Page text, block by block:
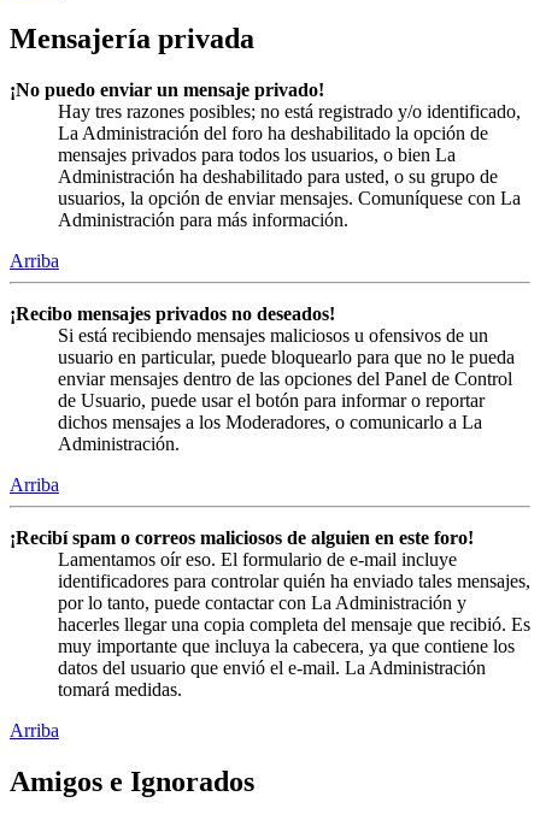
Mensajería privada
¡No puedo enviar un mensaje privado!
Hay tres razones posibles; no está registrado y/o identificado,
La Administración del foro ha deshabilitado la opción de
mensajes privados para todos los usuarios, o bien La
Administración ha deshabilitado para usted, o su grupo de
usuarios, la opción de enviar mensajes. Comuníquese con La
Administración para más información.
Arriba
¡Recibo mensajes privados no deseados!
Si está recibiendo mensajes maliciosos u ofensivos de un
usuario en particular, puede bloquearlo para que no le pueda
enviar mensajes dentro de las opciones del Panel de Control
de Usuario, puede usar el botón para informar o reportar
dichos mensajes a los Moderadores, o comunicarlo a La
Administración.
Arriba
¡Recibí spam o correos maliciosos de alguien en este foro!
Lamentamos oír eso. El formulario de e-mail incluye
identificadores para controlar quién ha enviado tales mensajes,
por lo tanto, puede contactar con La Administración y
hacerles llegar una copia completa del mensaje que recibió. Es
muy importante que incluya la cabecera, ya que contiene los
datos del usuario que envió el e-mail. La Administración
tomará medidas.
Arriba
Amigos e Ignorados